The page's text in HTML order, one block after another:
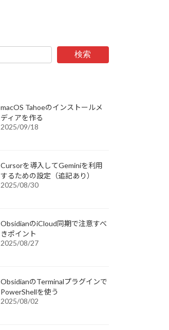
検索
macOS Tahoeのインストールメ
ディアを作る
2025/09/18
Cursorを導入してGeminiを利用
するための設定（追記あり）
2025/08/30
ObsidianのiCloud同期で注意すべ
きポイント
2025/08/27
ObsidianのTerminalプラグインで
PowerShellを使う
2025/08/02